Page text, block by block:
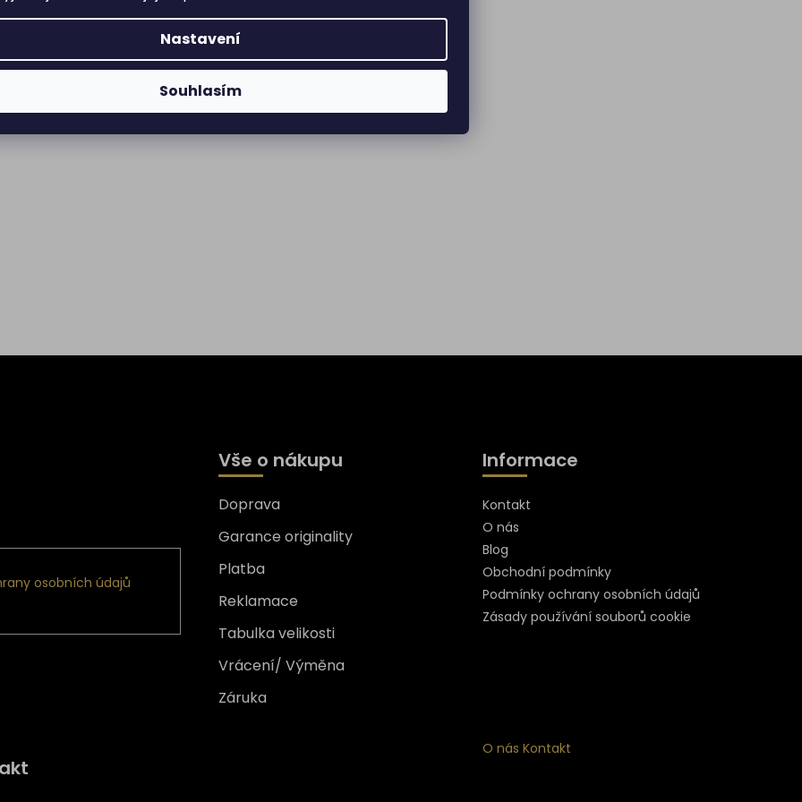
Nastavení
Souhlasím
osobních údajů
Vše o nákupu
Doprava
Garance originality
Platba
Reklamace
Tabulka velikosti
Vrácení/ Výměna
Záruka
Informace
Kontakt
O nás
Blog
Obchodní podmínky
Podmínky ochrany osobních údajů
Zásady používání souborů cookie
O nás Kontakt